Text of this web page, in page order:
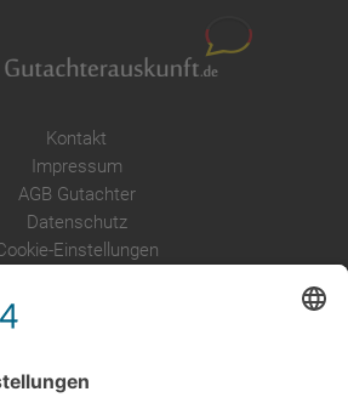
Kontakt
Impressum
AGB Gutachter
Datenschutz
Einstellungen
im Überblick